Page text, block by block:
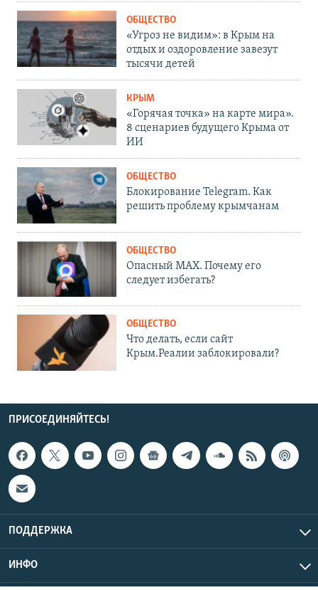
ОБЩЕСТВО
«Угроз не видим»: в Крым на
отдых и оздоровление завезут
тысячи детей
КРЫМ
«Горячая точка» на карте мира».
8 сценариев будущего Крыма от
ИИ
ОБЩЕСТВО
Блокирование Telegram. Как
решить проблему крымчанам
ОБЩЕСТВО
Опасный MAX. Почему его
следует избегать?
ОБЩЕСТВО
Что делать, если сайт
Крым.Реалии заблокировали?
ПРИСОЕДИНЯЙТЕСЬ!
ПОДДЕРЖКА
ИНФО